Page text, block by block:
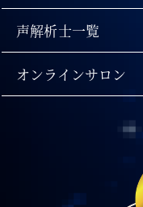
声解析士一覧
オンラインサロン